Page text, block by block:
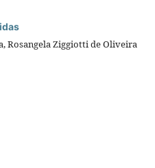
Rosangela Ziggiotti de Oliveira